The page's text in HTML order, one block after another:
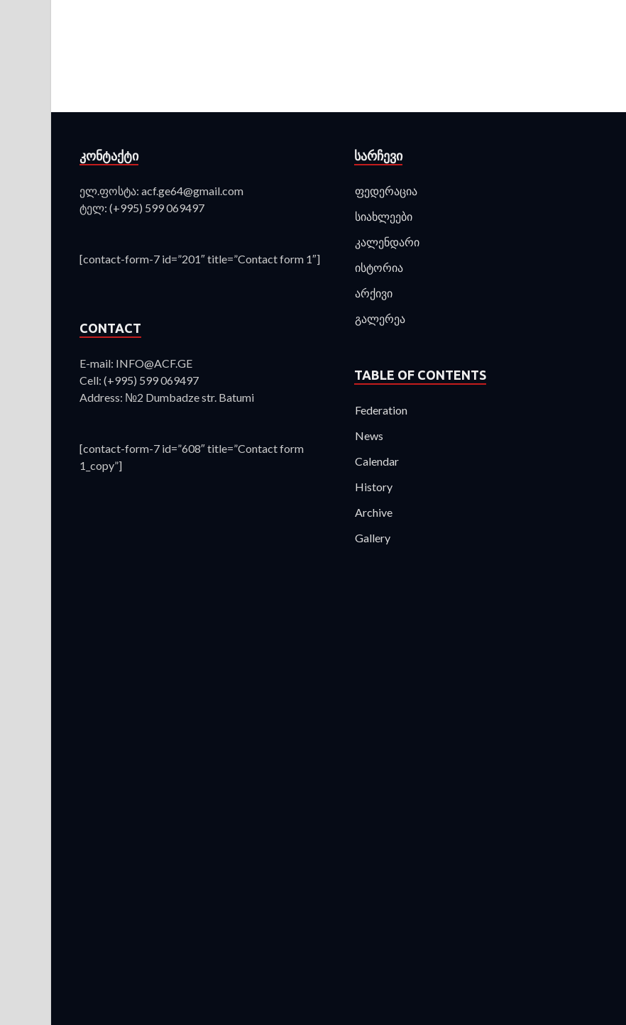
ᲙᲝᲜᲢᲐᲥᲢᲘ
ელ.ფოსტა: acf.ge64@gmail.com
ტელ: (+995) 599 069497
[contact-form-7 id=”201″ title=”Contact form 1″]
CONTACT
E-mail: INFO@ACF.GE
Cell: (+995) 599 069497
Address: №2 Dumbadze str. Batumi
[contact-form-7 id=”608″ title=”Contact form
1_copy”]
ᲡᲐᲠᲩᲔᲕᲘ
ფედერაცია
სიახლეები
კალენდარი
ისტორია
არქივი
გალერეა
TABLE OF CONTENTS
Federation
News
Calendar
History
Archive
Gallery